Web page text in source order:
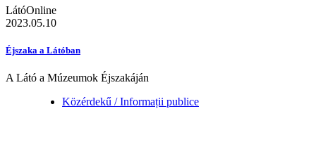
LátóOnline
2023.05.10
Éjszaka a Látóban
A Látó a Múzeumok Éjszakáján
Közérdekű / Informații publice